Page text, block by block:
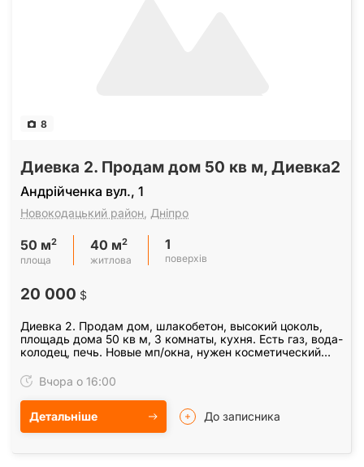
8
Диевка 2. Продам дом 50 кв м, Диевка2
Андрійченка вул., 1
Новокодацький район Дніпро
50 м2
площа
40 м2
житлова
1
поверхів
20 000 $
Диевка 2. Продам дом, шлакобетон, высокий цоколь,
площадь дома 50 кв м, 3 комнаты, кухня. Есть газ, вода-
колодец, печь. Новые мп/окна, нужен косметический
Вчора о 16:00
Детальніше До записника